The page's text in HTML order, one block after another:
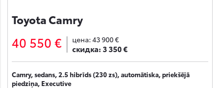
Toyota Camry
40 550 € цена: 43 900 €
скидка:3 350 €
Camry, sedans, 2.5 hibrīds (230 zs), automātiska, priekšējā
piedziņa, Executive